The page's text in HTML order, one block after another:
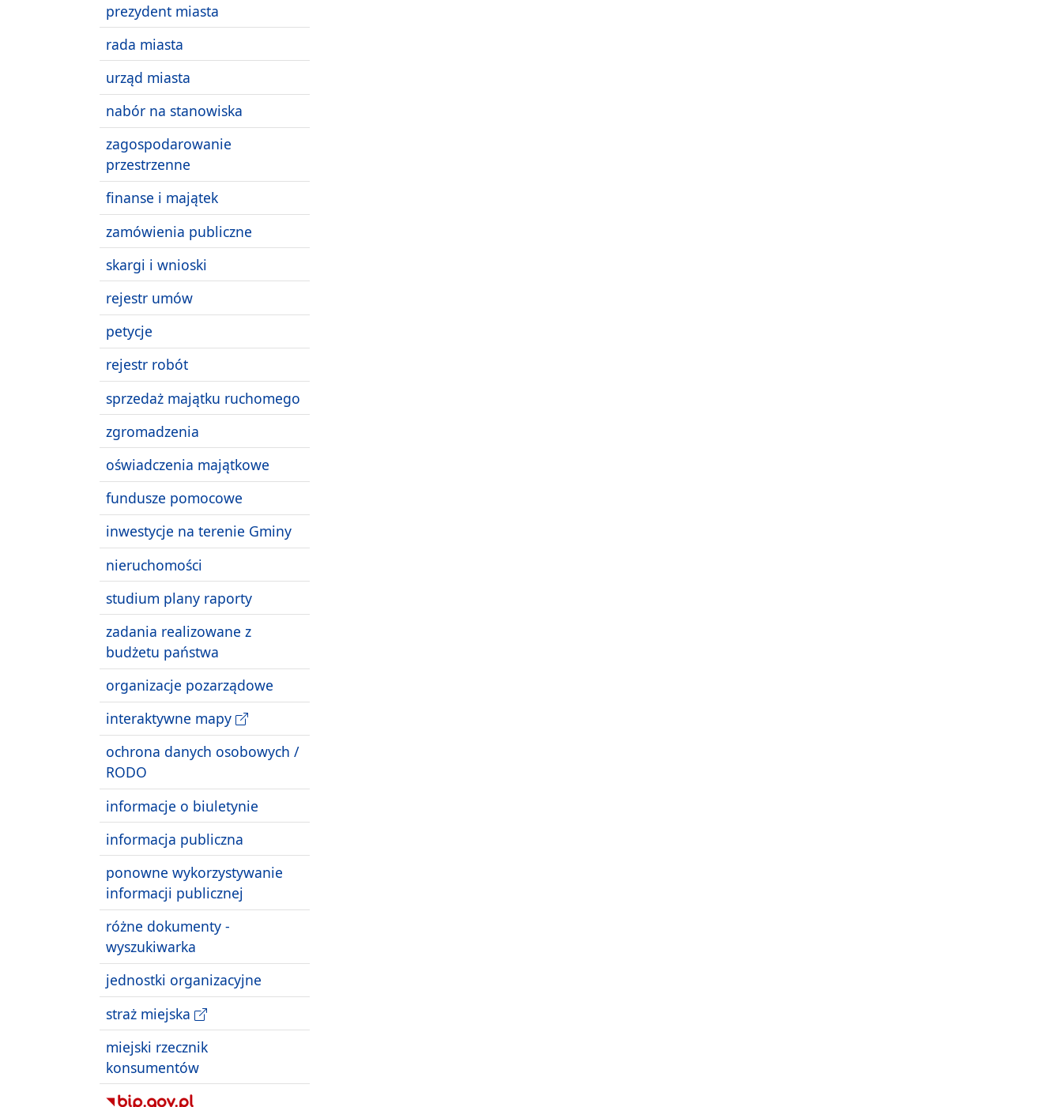
prezydent miasta
rada miasta
urząd miasta
nabór na stanowiska
zagospodarowanie
przestrzenne
finanse i majątek
zamówienia publiczne
skargi i wnioski
rejestr umów
petycje
rejestr robót
sprzedaż majątku ruchomego
zgromadzenia
oświadczenia majątkowe
fundusze pomocowe
inwestycje na terenie Gminy
nieruchomości
studium plany raporty
zadania realizowane z
budżetu państwa
organizacje pozarządowe
interaktywne mapy
ochrona danych osobowych /
RODO
informacje o biuletynie
informacja publiczna
ponowne wykorzystywanie
informacji publicznej
różne dokumenty -
wyszukiwarka
jednostki organizacyjne
straż miejska
miejski rzecznik
konsumentów